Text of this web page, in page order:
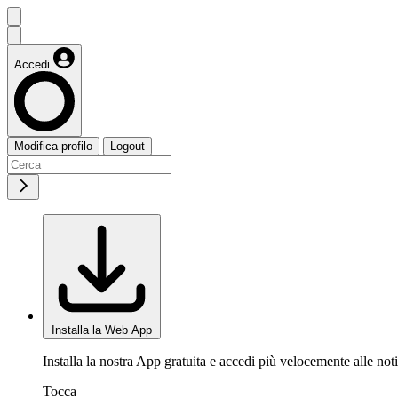
Accedi
Modifica profilo Logout
Installa la Web App
Installa la nostra App gratuita e accedi più velocemente alle
Tocca